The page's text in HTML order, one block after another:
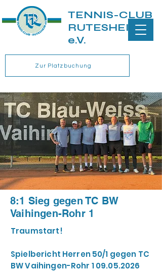
TENNIS-CLUB
RUTESHEIM
e.V.
Zur Platzbuchung
8:1 Sieg gegen TC BW
Vaihingen-Rohr 1
Traumstart!
Spielbericht Herren 50/1 gegen TC
BW Vaihingen-Rohr 1 09.05.2026